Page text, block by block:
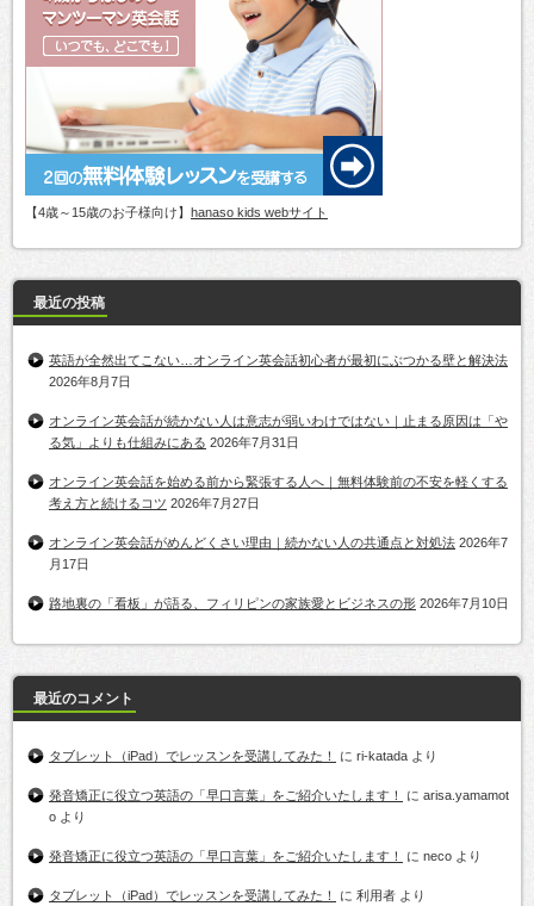
【4歳～15歳のお子様向け】 hanaso kids webサイト
最近の投稿
英語が全然出てこない…オンライン英会話初心者が最初にぶつかる壁と解決法
2026年8月7日
オンライン英会話が続かない人は意志が弱いわけではない｜止まる原因は「や
る気」よりも仕組みにある 2026年7月31日
オンライン英会話を始める前から緊張する人へ｜無料体験前の不安を軽くする
考え方と続けるコツ 2026年7月27日
オンライン英会話がめんどくさい理由｜続かない人の共通点と対処法 2026年7
月17日
路地裏の「看板」が語る、フィリピンの家族愛とビジネスの形 2026年7月10日
最近のコメント
タブレット（iPad）でレッスンを受講してみた！ に ri-katada より
発音矯正に役立つ英語の「早口言葉」をご紹介いたします！ に arisa.yamamot
o より
発音矯正に役立つ英語の「早口言葉」をご紹介いたします！ に neco より
タブレット（iPad）でレッスンを受講してみた！ に 利用者 より